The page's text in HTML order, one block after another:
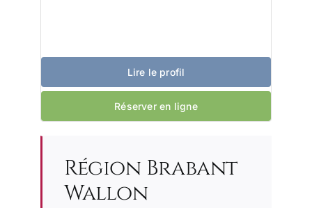
Lire le profil
Réserver en ligne
Région Brabant
Wallon